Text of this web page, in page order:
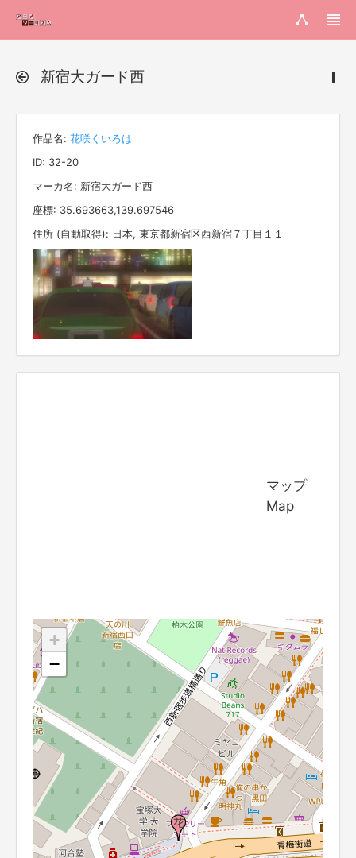
新宿大ガード西
作品名: 花咲くいろは
ID: 32-20
マーカ名: 新宿大ガード西
座標: 35.693663,139.697546
住所 (自動取得): 日本, 東京都新宿区西新宿７丁目１１
マップ
Map
+
−